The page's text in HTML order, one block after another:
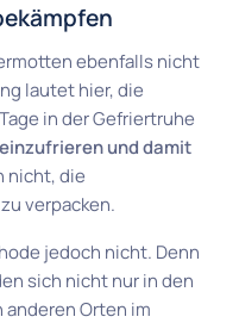
ebenfalls nicht
lautet hier, die
in der Gefriertruhe
und damit
nicht, die
verpacken.
jedoch nicht. Denn
sich nicht nur in den
Orten im